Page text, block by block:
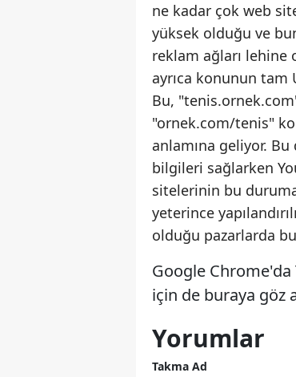
ne kadar çok web
yüksek olduğu ve
reklam ağları lehine
ayrıca konunun tam
Bu,
"ornek.com/tenis"
anlamına geliyor.
bilgileri sağlarken
sitelerinin bu
yeterince
olduğu pazarlarda
Google
için de buraya göz
Yorumlar
Takma Ad